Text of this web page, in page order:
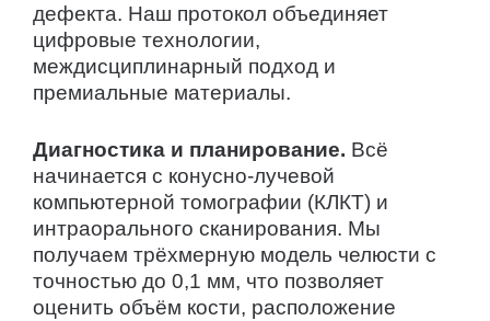
дефекта. Наш протокол объединяет
цифровые технологии,
междисциплинарный подход и
премиальные материалы.
Диагностика и планирование. Всё
начинается с конусно-лучевой
компьютерной томографии (КЛКТ) и
интраорального сканирования. Мы
получаем трёхмерную модель челюсти с
точностью до 0,1 мм, что позволяет
оценить объём кости, расположение